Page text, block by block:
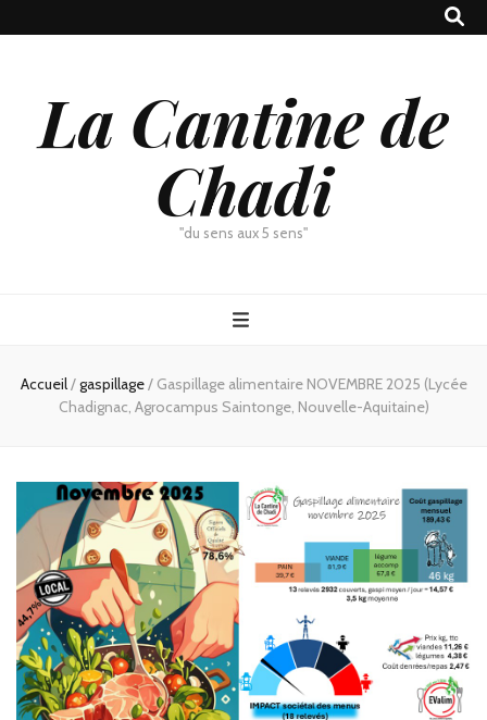
La Cantine de
Chadi
"du sens aux 5 sens"
Accueil/gaspillage/ Gaspillage alimentaire NOVEMBRE 2025 (Lycée
Chadignac, Agrocampus Saintonge, Nouvelle-Aquitaine)